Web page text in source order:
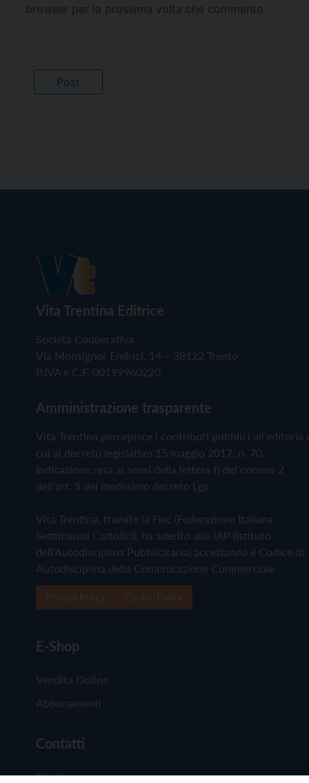
browser per la prossima volta che commento.
Vita Trentina Editrice
Società Cooperativa
Via Monsignor Endrici, 14 – 38122 Trento
P.IVA e C.F. 00199960220
Amministrazione trasparente
Vita Trentina percepisce i contributi pubblici all'editoria
cui al decreto legislativo 15 maggio 2017, n. 70.
Indicazione resa ai sensi della lettera f) del comma 2
dell'art. 5 del medesimo decreto Lgs.
Vita Trentina, tramite la Fisc (Federazione Italiana
Settimanali Cattolici), ha aderito allo IAP (Istituto
dell'Autodisciplina Pubblicitaria) accettando il Codice di
Autodisciplina della Comunicazione Commerciale
E-Shop
Vendita Online
Abbonamenti
Contatti
Chi Siamo